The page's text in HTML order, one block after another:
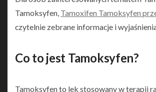
Tamoksyfen, Tamoxifen Tamoksyfen
czytelnie zebrane informacje i
Co to jest Tamoksyfen?
Tamoksyfen to lek stosowany w terapii